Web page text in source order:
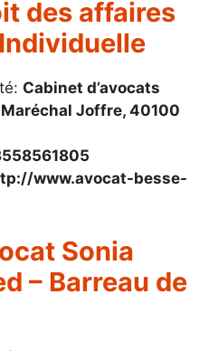
des affaires
Cabinet d’avocats
Maréchal Joffre, 40100
www.avocat-besse-
Sonia
– Barreau de